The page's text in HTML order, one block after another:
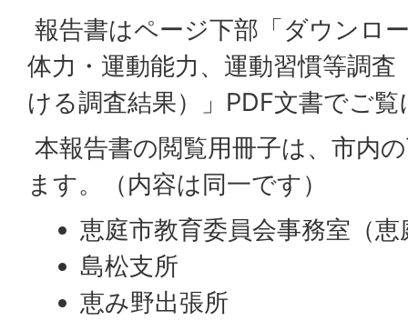
報告書はページ下部「ダウンロ
体力・運動能力、運動習慣等調
ける調査結果）」PDF文書でご
本報告書の閲覧用冊子は、市内
ます。（内容は同一です）
恵庭市教育委員会事務室（
島松支所
恵み野出張所